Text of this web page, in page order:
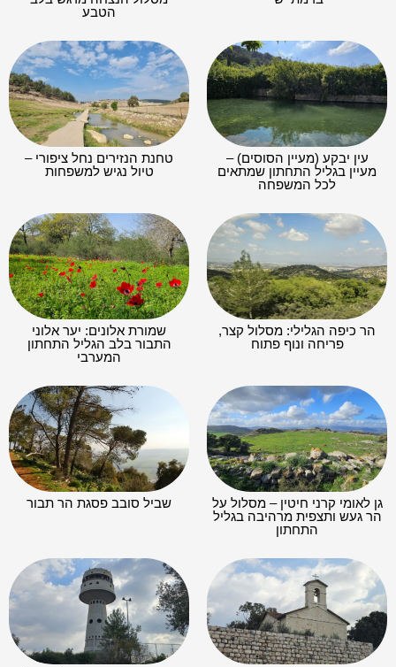
הטבע
עין יבקע (מעיין הסוסים) –
מעיין בגליל התחתון שמתאים
לכל המשפחה
טחנת הנזירים נחל ציפורי –
טיול נגיש למשפחות
הר כיפה הגלילי: מסלול קצר,
פריחה ונוף פתוח
שמורת אלונים: יער אלוני
התבור בלב הגליל התחתון
המערבי
גן לאומי קרני חיטין – מסלול על
הר געש ותצפית מרהיבה בגליל
התחתון
שביל סובב פסגת הר תבור